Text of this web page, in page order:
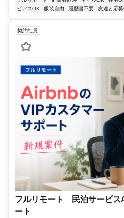
ピアスOK
服装自由 履歴書不要 友達と応
契約社員
フルリモート 民泊サービス
ート